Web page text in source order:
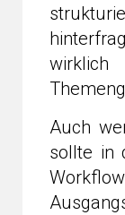
Auch
sollte in